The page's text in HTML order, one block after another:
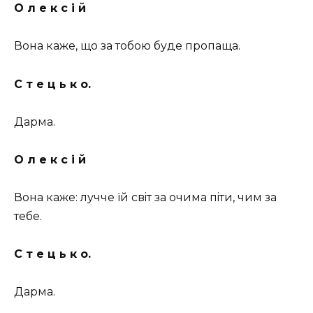
О л е к с i й
Вона каже, що за тобою буде пропаща.
С т е ц ь к о.
Дарма.
О л е к с i й
Вона каже: лучче їй свiт за очима пiти, чим за
тебе.
С т е ц ь к о.
Дарма.